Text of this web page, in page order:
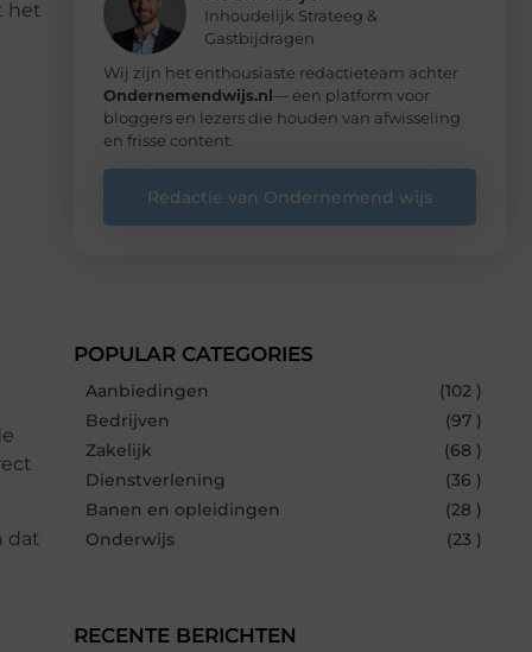
het
dat
Inhoudelijk Strateeg &
Gastbijdragen
Wij zijn het enthousiaste redactieteam achter
Ondernemendwijs.nl— een platform voor
bloggers en lezers die houden van afwisseling
en frisse content.
Redactie van Ondernemend wijs
POPULAR CATEGORIES
Aanbiedingen
(102 )
Bedrijven
(97 )
Zakelijk
(68 )
Dienstverlening
(36 )
Banen en opleidingen
(28 )
Onderwijs
(23 )
RECENTE BERICHTEN